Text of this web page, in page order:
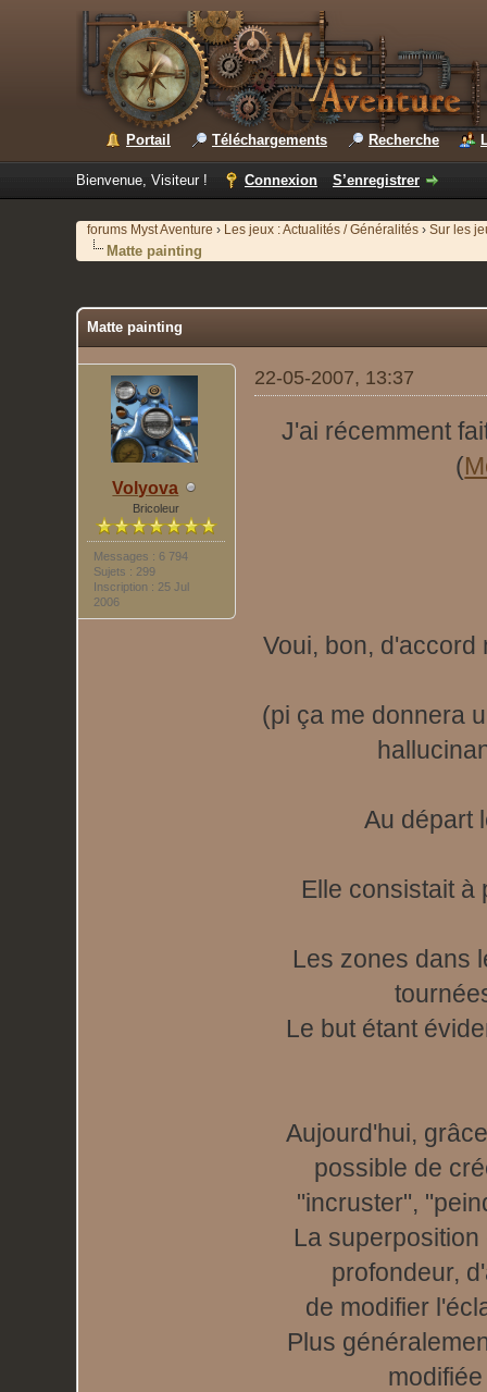
Portail Téléchargements Recherche
Bienvenue, Visiteur ! Connexion S’enregistrer
forums Myst Aventure › Les jeux : Actualités / Généralités › Sur les
Matte painting
Matte painting
Volyova
Bricoleur
Messages : 6 794
Sujets : 299
Inscription : 25 Jul
2006
22-05-2007, 13:37
J'ai récemment
(
Voui, bon,
(pi ça me donnera
Au départ
Elle consistait à
Les zones dans
Le but étant
Aujourd'hui,
possible de
"incruster",
La
profondeur,
de modifier
Plus